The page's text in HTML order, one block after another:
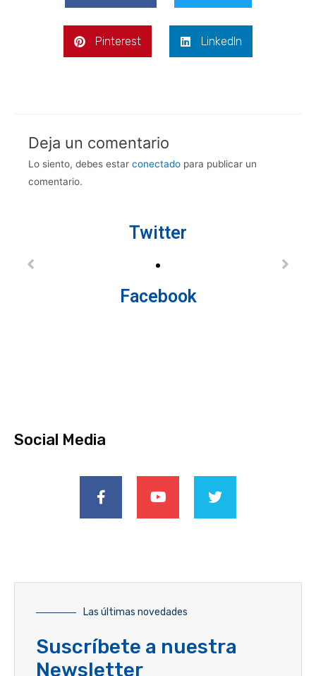
Pinterest LinkedIn
Deja un comentario
Lo siento, debes estar conectado para publicar un
comentario.
Twitter
Facebook
Social Media
Las últimas novedades
Suscríbete a nuestra
Newsletter